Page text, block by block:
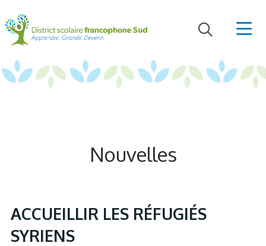
Nouvelles
ACCUEILLIR LES RÉFUGIÉS
SYRIENS